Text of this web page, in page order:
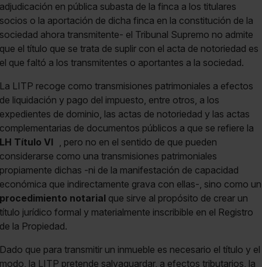
adjudicación en pública subasta de la finca a los titulares
socios o la aportación de dicha finca en la constitución de la
sociedad ahora transmitente- el Tribunal Supremo no admite
que el título que se trata de suplir con el acta de notoriedad es
el que faltó a los transmitentes o aportantes a la sociedad.
La LITP recoge como transmisiones patrimoniales a efectos
de liquidación y pago del impuesto, entre otros, a los
expedientes de dominio, las actas de notoriedad y las actas
complementarias de documentos públicos a que se refiere la
LH Título VI , pero no en el sentido de que pueden
considerarse como una transmisiones patrimoniales
propiamente dichas -ni de la manifestación de capacidad
económica que indirectamente grava con ellas-, sino como un
procedimiento notarial que sirve al propósito de crear un
título jurídico formal y materialmente inscribible en el Registro
de la Propiedad.
Dado que para transmitir un inmueble es necesario el título y el
modo, la LITP pretende salvaguardar, a efectos tributarios, la